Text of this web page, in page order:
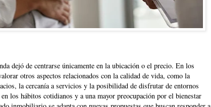
dejó de centrarse únicamente en la ubicación o el precio. En los
otros aspectos relacionados con la calidad de vida, como la
la cercanía a servicios y la posibilidad de disfrutar de entornos
los hábitos cotidianos y a una mayor preocupación por el bienestar